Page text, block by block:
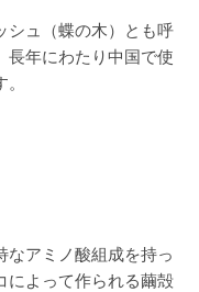
シュ（蝶の木）とも呼
長年にわたり中国で使
なアミノ酸組成を持っ
によって作られる繭殻